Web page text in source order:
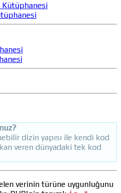
dizin yapısı ile kendi kod
veren dünyadaki tek kod
verinin türüne uygunluğunu